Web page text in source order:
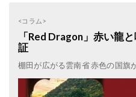
<コラム>
「Red Dragon」赤い龍
証
棚田が広がる雲南省 赤色の国旗